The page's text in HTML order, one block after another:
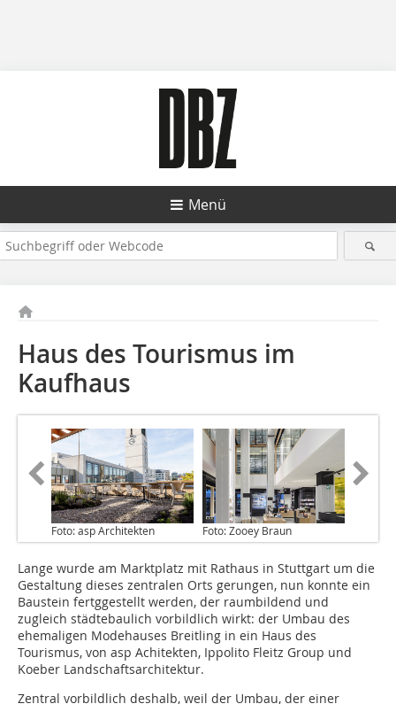
Menü
Haus des Tourismus im
Kaufhaus
Foto: asp Architekten Foto: Zooey Braun
Lange wurde am Marktplatz mit Rathaus in Stuttgart um die
Gestaltung dieses zentralen Orts gerungen, nun konnte ein
Baustein fertggestellt werden, der raumbildend und
zugleich städtebaulich vorbildlich wirkt: der Umbau des
ehemaligen Modehauses Breitling in ein Haus des
Tourismus, von asp Achitekten, Ippolito Fleitz Group und
Koeber Landschaftsarchitektur.
Zentral vorbildlich deshalb, weil der Umbau, der einer